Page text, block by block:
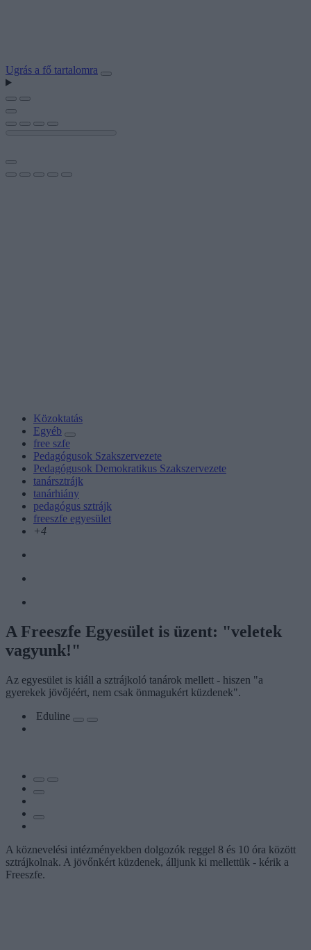
Ugrás a fő tartalomra
Közoktatás
Egyéb
free szfe
Pedagógusok Szakszervezete
Pedagógusok Demokratikus Szakszervezete
tanársztrájk
tanárhiány
pedagógus sztrájk
freeszfe egyesület
+4
A Freeszfe Egyesület is üzent: "veletek
vagyunk!"
Az egyesület is kiáll a sztrájkoló tanárok mellett - hiszen "a
gyerekek jövőjéért, nem csak önmagukért küzdenek".
Eduline
A köznevelési intézményekben dolgozók reggel 8 és 10 óra között
sztrájkolnak. A jövőnkért küzdenek, álljunk ki mellettük - kérik a
Freeszfe.